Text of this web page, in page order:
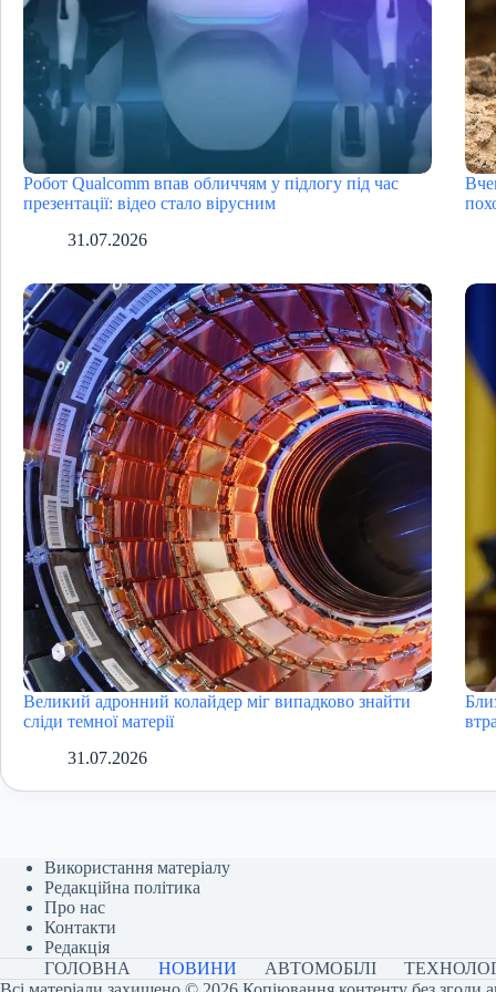
Робот Qualcomm впав обличчям у підлогу під час
презентації: відео стало вірусним
31.07.2026
Великий адронний колайдер міг випадково знайти
сліди темної матерії
31.07.2026
Використання матеріалу
Редакційна політика
Про нас
Контакти
Редакція
ГОЛОВНА
НОВИНИ АВТОМОБІЛІ